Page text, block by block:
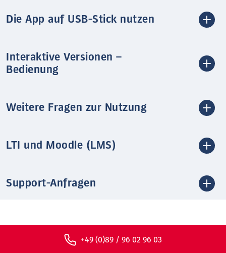
Die App auf USB-Stick nutzen
Interaktive Versionen –
Bedienung
Weitere Fragen zur Nutzung
LTI und Moodle (LMS)
Support-Anfragen
+49 (0)89 / 96 02 96 03